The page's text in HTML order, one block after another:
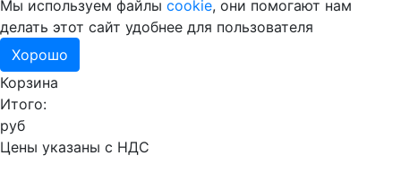
Мы используем файлы cookie, они помогают нам
делать этот сайт удобнее для пользователя
Хорошо
Корзина
Итого:
руб
Цены указаны с НДС